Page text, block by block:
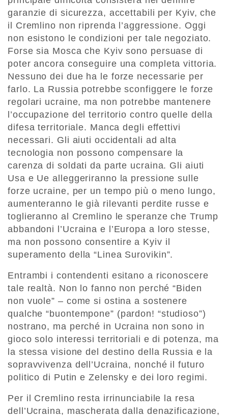
garanzie di sicurezza, accettabili per Kyiv, che
il Cremlino non riprenda l’aggressione. Oggi
non esistono le condizioni per tale negoziato.
Forse sia Mosca che Kyiv sono persuase di
poter ancora conseguire una completa vittoria.
Nessuno dei due ha le forze necessarie per
farlo. La Russia potrebbe sconfiggere le forze
regolari ucraine, ma non potrebbe mantenere
l’occupazione del territorio contro quelle della
difesa territoriale. Manca degli effettivi
necessari. Gli aiuti occidentali ad alta
tecnologia non possono compensare la
carenza di soldati da parte ucraina. Gli aiuti
Usa e Ue alleggeriranno la pressione sulle
forze ucraine, per un tempo più o meno lungo,
aumenteranno le già rilevanti perdite russe e
toglieranno al Cremlino le speranze che Trump
abbandoni l’Ucraina e l’Europa a loro stesse,
ma non possono consentire a Kyiv il
superamento della “Linea Surovikin”.
Entrambi i contendenti esitano a riconoscere
tale realtà. Non lo fanno non perché “Biden
non vuole” – come si ostina a sostenere
qualche “buontempone” (pardon! “studioso”)
nostrano, ma perché in Ucraina non sono in
gioco solo interessi territoriali e di potenza, ma
la stessa visione del destino della Russia e la
sopravvivenza dell’Ucraina, nonché il futuro
politico di Putin e Zelensky e dei loro regimi.
Per il Cremlino resta irrinunciabile la resa
dell’Ucraina, mascherata dalla denazificazione,